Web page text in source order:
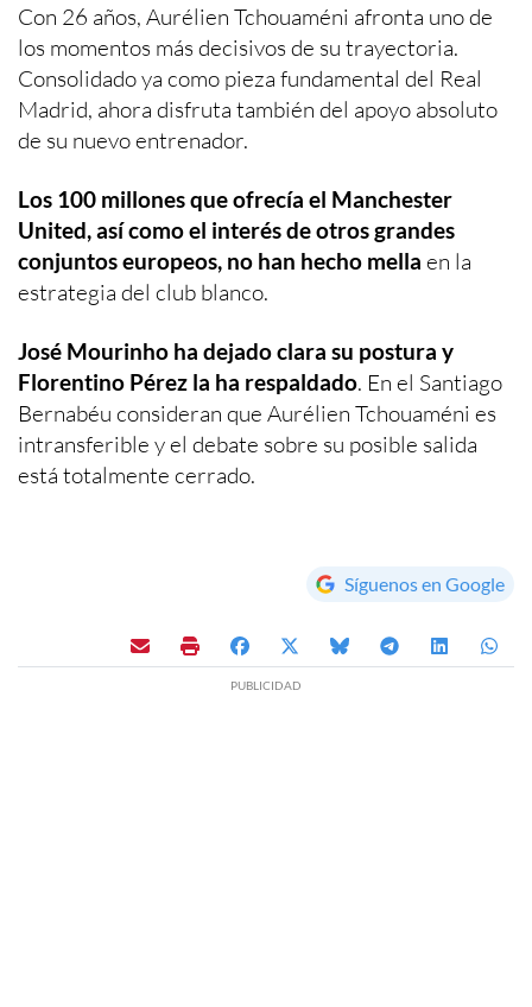
Con 26 años, Aurélien Tchouaméni afronta uno de
los momentos más decisivos de su trayectoria.
Consolidado ya como pieza fundamental del Real
Madrid, ahora disfruta también del apoyo absoluto
de su nuevo entrenador.
Los 100 millones que ofrecía el Manchester
United, así como el interés de otros grandes
conjuntos europeos, no han hecho mella en la
estrategia del club blanco.
José Mourinho ha dejado clara su postura y
Florentino Pérez la ha respaldado. En el Santiago
Bernabéu consideran que Aurélien Tchouaméni es
intransferible y el debate sobre su posible salida
está totalmente cerrado.
Síguenos en Google